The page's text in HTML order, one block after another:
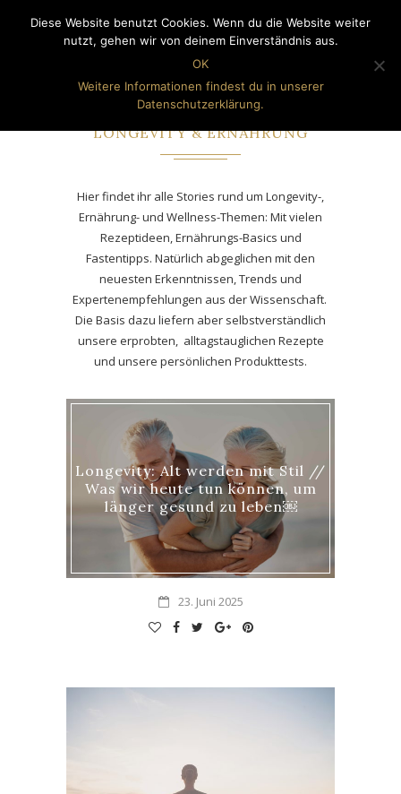
LONGEVITY & ERNÄHRUNG
Hier findet ihr alle Stories rund um Longevity-,
Ernährung- und Wellness-Themen: Mit vielen
Rezeptideen, Ernährungs-Basics und
Fastentipps. Natürlich abgeglichen mit den
neuesten Erkenntnissen, Trends und
Expertenempfehlungen aus der Wissenschaft.
Die Basis dazu liefern aber selbstverständlich
unsere erprobten, alltagstauglichen Rezepte
und unsere persönlichen Produkttests.
Longevity: Alt werden mit Stil //
Was wir heute tun können, um
länger gesund zu leben￼
23. Juni 2025
Diese Website benutzt Cookies. Wenn du die Website weiter
nutzt, gehen wir von deinem Einverständnis aus.
OK
Weitere Informationen findest du in unserer
Datenschutzerklärung.